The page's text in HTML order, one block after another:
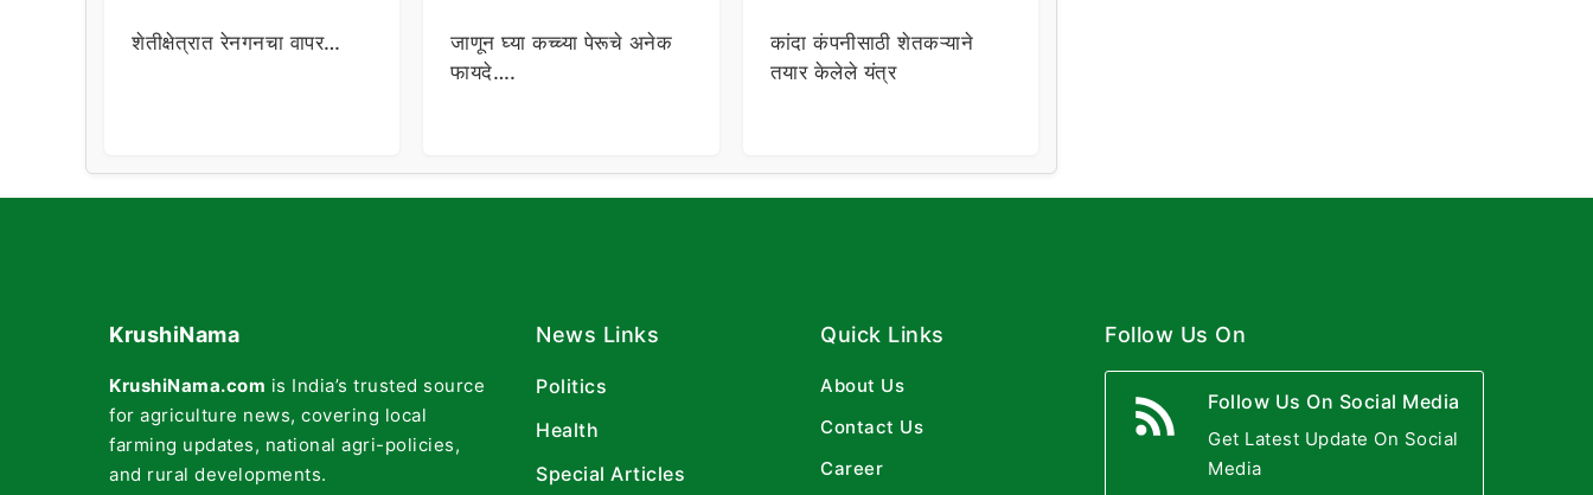
शेतीक्षेत्रात रेनगनचा वापर…
जाणून घ्या कच्च्या पेरूचे अनेक
फायदे….
कांदा कंपनीसाठी शेतकऱ्याने
तयार केलेले यंत्र
KrushiNama
KrushiNama.com is India’s trusted source
for agriculture news, covering local
farming updates, national agri-policies,
and rural developments.
News Links
Politics
Health
Special Articles
Quick Links
About Us
Contact Us
Career
Follow Us On
Follow Us On Social Media
Get Latest Update On Social
Media